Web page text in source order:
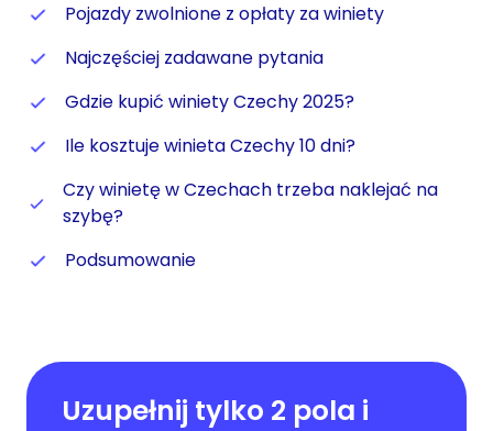
Pojazdy zwolnione z opłaty za winiety
Najczęściej zadawane pytania
Gdzie kupić winiety Czechy 2025?
Ile kosztuje winieta Czechy 10 dni?
Czy winietę w Czechach trzeba naklejać na
szybę?
Podsumowanie
Uzupełnij tylko 2 pola i